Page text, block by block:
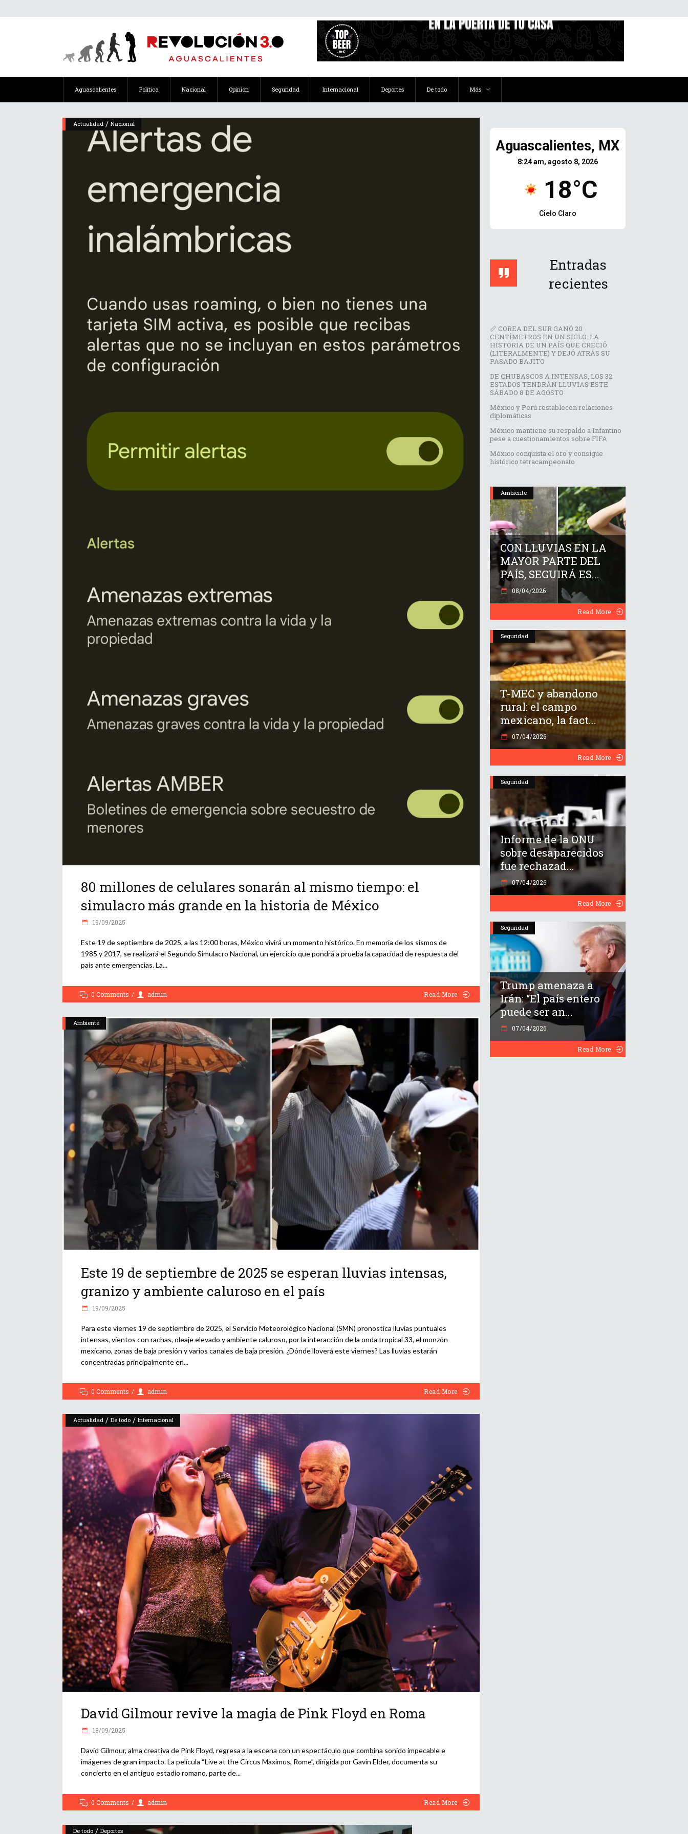
Aguascalientes Política Nacional Opinión Seguridad Internacional Deportes De todo Más
Actualidad / Nacional
80 millones de celulares sonarán al mismo tiempo: el
simulacro más grande en la historia de México
19/09/2025
Este 19 de septiembre de 2025, a las 12:00 horas, México vivirá un momento histórico. En memoria de los sismos de
1985 y 2017, se realizará el Segundo Simulacro Nacional, un ejercicio que pondrá a prueba la capacidad de respuesta del
país ante emergencias. La
0 Comments admin Read More
Ambiente
Este 19 de septiembre de 2025 se esperan lluvias intensas,
granizo y ambiente caluroso en el país
19/09/2025
Para este viernes 19 de septiembre de 2025, el Servicio Meteorológico Nacional (SMN) pronostica lluvias puntuales
intensas, vientos con rachas, oleaje elevado y ambiente caluroso, por la interacción de la onda tropical 33, el monzón
mexicano, zonas de baja presión y varios canales de baja presión. ¿Dónde lloverá este viernes? Las lluvias estarán
concentradas principalmente en
0 Comments admin Read More
Actualidad / De todo / Internacional
David Gilmour revive la magia de Pink Floyd en Roma
18/09/2025
David Gilmour, alma creativa de Pink Floyd, regresa a la escena con un espectáculo que combina sonido impecable e
imágenes de gran impacto. La película “Live at the Circus Maximus, Rome”, dirigida por Gavin Elder, documenta su
concierto en el antiguo estadio romano, parte de
0 Comments admin Read More
De todo / Deportes
Aguascalientes, MX
8:24 am, agosto 8, 2026
18°C
Cielo Claro
Entradas
recientes
📏 COREA DEL SUR GANÓ 20
CENTÍMETROS EN UN SIGLO: LA
HISTORIA DE UN PAÍS QUE CRECIÓ
(LITERALMENTE) Y DEJÓ ATRÁS SU
PASADO BAJITO
DE CHUBASCOS A INTENSAS, LOS 32
ESTADOS TENDRÁN LLUVIAS ESTE
SÁBADO 8 DE AGOSTO
México y Perú restablecen relaciones
diplomáticas
México mantiene su respaldo a Infantino
pese a cuestionamientos sobre FIFA
México conquista el oro y consigue
histórico tetracampeonato
Ambiente
CON LLUVIAS EN LA
MAYOR PARTE DEL
PAÍS, SEGUIRÁ ES...
08/04/2026
Read More
Seguridad
T-MEC y abandono
rural: el campo
mexicano, la fact...
07/04/2026
Read More
Seguridad
Informe de la ONU
sobre desaparecidos
fue rechazad...
07/04/2026
Read More
Seguridad
Trump amenaza a
Irán: “El país entero
puede ser an...
07/04/2026
Read More